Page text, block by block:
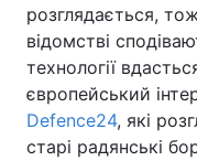
розглядається,
відомстві
технології
європейський
Defence24, які
старі радянські